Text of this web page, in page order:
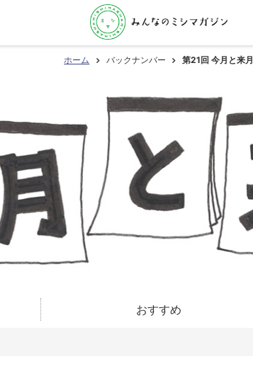
ホーム バックナンバー 第21回 今月と来月
おすすめ